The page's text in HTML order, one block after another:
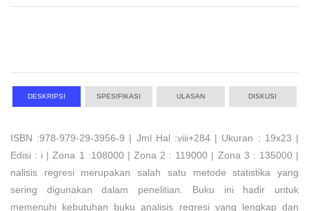
DESKRIPSI SPESIFIKASI ULASAN DISKUSI
ISBN :978-979-29-3956-9 | Jml Hal :viii+284 | Ukuran : 19x23 |
Edisi : i | Zona 1 :108000 | Zona 2 : 119000 | Zona 3 : 135000 |
nalisis regresi merupakan salah satu metode statistika yang
sering digunakan dalam penelitian. Buku ini hadir untuk
memenuhi kebutuhan buku analisis regresi yang lengkap dan